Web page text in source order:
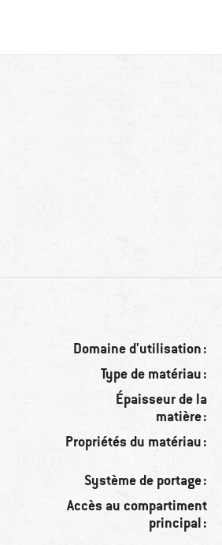
Domaine d'utilisation :
Type de matériau :
Épaisseur de la
matière :
Propriétés du matériau :
Système de portage :
Accès au compartiment
principal :